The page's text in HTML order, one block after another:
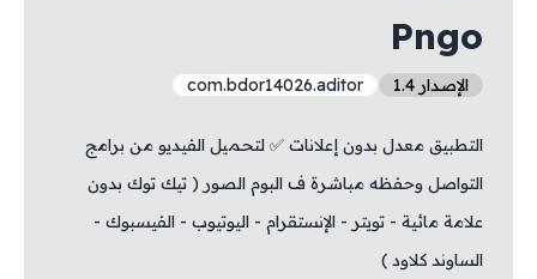
Pngo
الإصدار 1.4 com.bdor14026.aditor
التطبيق معدل بدون إعلانات ✅ لتحميل الفيديو من برامج
التواصل وحفظه مباشرة ف البوم الصور ( تيك توك بدون
علامة مائية - تويتر - الإنستقرام - اليوتيوب - الفيسبوك -
الساوند كلاود )